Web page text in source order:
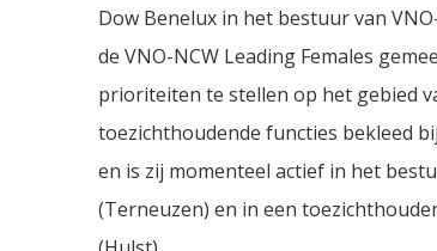
Dow Benelux in het bestuur van
de VNO-NCW Leading Females
prioriteiten te stellen op het gebied
toezichthoudende functies bekleed
en is zij momenteel actief in het
(Terneuzen) en in een